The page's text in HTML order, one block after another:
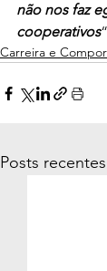
não nos faz
cooperativos
Carreira e
Posts recentes